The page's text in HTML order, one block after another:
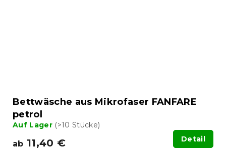
Bettwäsche aus Mikrofaser FANFARE
petrol
Auf Lager (>10 Stücke)
ab 11,40 € Detail